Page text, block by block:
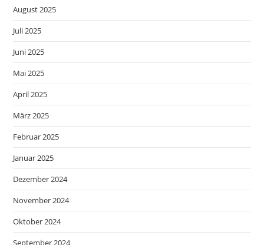
August 2025
Juli 2025
Juni 2025
Mai 2025
April 2025
März 2025
Februar 2025
Januar 2025
Dezember 2024
November 2024
Oktober 2024
September 2024